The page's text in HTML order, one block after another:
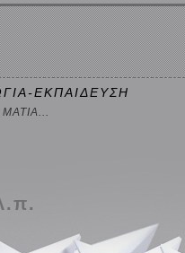
ΕΚΠΑΙΔΕΥΣΗ